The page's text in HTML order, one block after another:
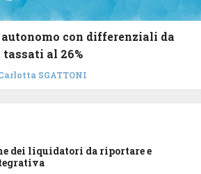
con differenziali da
al 26%
SGATTONI
dei liquidatori da riportare e